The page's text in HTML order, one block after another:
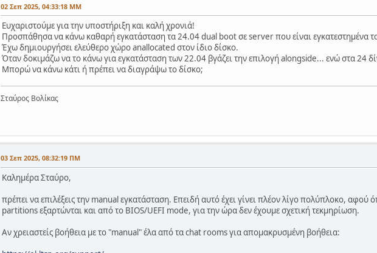
02 Σεπ 2025, 04:33:18 ΜΜ
Ευχαριστούμε για την υποστήριξη και καλή χρονιά!
Προσπάθησα να κάνω καθαρή εγκατάσταση τα 24.04 dual boot σε server που είναι εγκατεστημένα
Έχω δημιουργήσει ελεύθερο χώρο anallocated στον ίδιο δίσκο.
Όταν δοκιμάζω να το κάνω για εγκατάσταση των 22.04 βγάζει την επιλογή alongside... ενώ στα 24
Μπορώ να κάνω κάτι ή πρέπει να διαγράψω το δίσκο;
Σταύρος Βολίκας
03 Σεπ 2025, 08:32:19 ΠΜ
Καλημέρα Σταύρο,
πρέπει να επιλέξεις την manual εγκατάσταση. Επειδή αυτό έχει γίνει πλέον λίγο πολύπλοκο, αφού
partitions εξαρτώνται και από το BIOS/UEFI mode, για την ώρα δεν έχουμε σχετική τεκμηρίωση.
Αν χρειαστείς βοήθεια με το "manual" έλα από τα chat rooms για απομακρυσμένη βοήθεια: